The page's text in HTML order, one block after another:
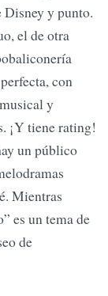
Disney y punto.
el de otra
con
y
¡Y tiene rating!
un público
Mientras
es un tema de
de